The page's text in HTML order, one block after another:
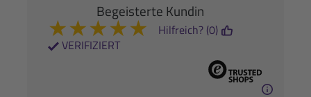
Begeisterte Kundin
★★★★★
VERIFIZIERT
Hilfreich? (0)